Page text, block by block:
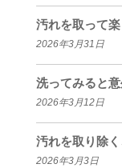
汚れを取って
2026年3月31日
洗ってみると
2026年3月12日
汚れを取り除
2026年3月3日